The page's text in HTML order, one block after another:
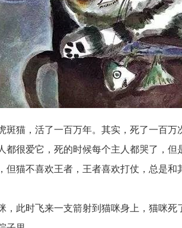
斑猫，活了一百万年。其实，死了一百万
都很爱它，死的时候每个主人都哭了，但
但猫不喜欢王者，王者喜欢打仗，总是
，此时飞来一支箭射到猫咪身上，猫咪死